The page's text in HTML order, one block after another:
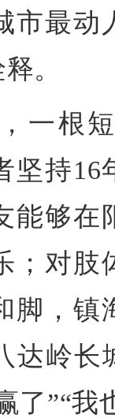
市最
。
一根
坚持
能够在
；对肢
脚，镇
达岭长
了”“我